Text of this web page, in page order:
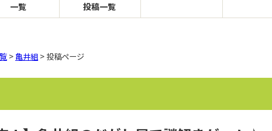
一覧
投稿一覧
>亀井組 > 投稿ページ